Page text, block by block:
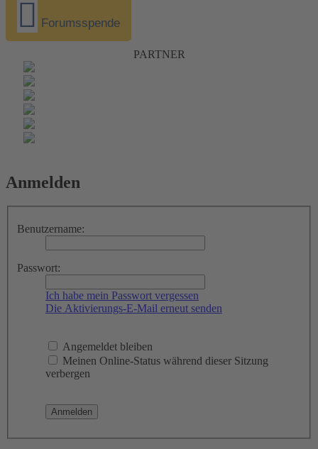
Forumsspende
PARTNER
Anmelden
Benutzername:
Passwort:
Ich habe mein Passwort vergessen
Die Aktivierungs-E-Mail erneut senden
Angemeldet bleiben
Meinen Online-Status während dieser Sitzung
verbergen